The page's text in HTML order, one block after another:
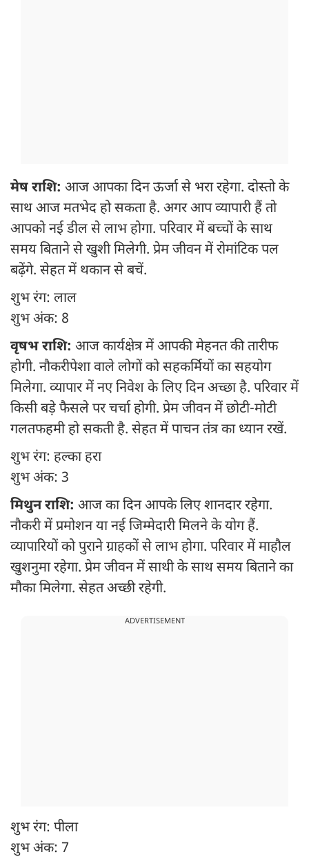
मेष राशि: आज आपका दिन ऊर्जा से भरा रहेगा. दोस्तो के
साथ आज मतभेद हो सकता है. अगर आप व्यापारी हैं तो
आपको नई डील से लाभ होगा. परिवार में बच्चों के साथ
समय बिताने से खुशी मिलेगी. प्रेम जीवन में रोमांटिक पल
बढ़ेंगे. सेहत में थकान से बचें.
शुभ रंग: लाल
शुभ अंक: 8
वृषभ राशि: आज कार्यक्षेत्र में आपकी मेहनत की तारीफ
होगी. नौकरीपेशा वाले लोगों को सहकर्मियों का सहयोग
मिलेगा. व्यापार में नए निवेश के लिए दिन अच्छा है. परिवार में
किसी बड़े फैसले पर चर्चा होगी. प्रेम जीवन में छोटी-मोटी
गलतफहमी हो सकती है. सेहत में पाचन तंत्र का ध्यान रखें.
शुभ रंग: हल्का हरा
शुभ अंक: 3
मिथुन राशि: आज का दिन आपके लिए शानदार रहेगा.
नौकरी में प्रमोशन या नई जिम्मेदारी मिलने के योग हैं.
व्यापारियों को पुराने ग्राहकों से लाभ होगा. परिवार में माहौल
खुशनुमा रहेगा. प्रेम जीवन में साथी के साथ समय बिताने का
मौका मिलेगा. सेहत अच्छी रहेगी.
ADVERTISEMENT
शुभ रंग: पीला
शुभ अंक: 7